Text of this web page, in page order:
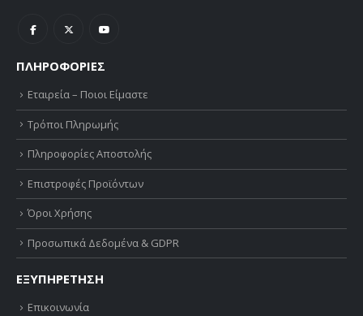
ΠΛΗΡΟΦΟΡΙΕΣ
Εταιρεία – Ποιοι Είμαστε
Τρόποι Πληρωμής
Πληροφορίες Αποστολής
Επιστροφές Προϊόντων
Όροι Χρήσης
Προσωπικά Δεδομένα & GDPR
ΕΞΥΠΗΡΕΤΗΣΗ
Επικοινωνία